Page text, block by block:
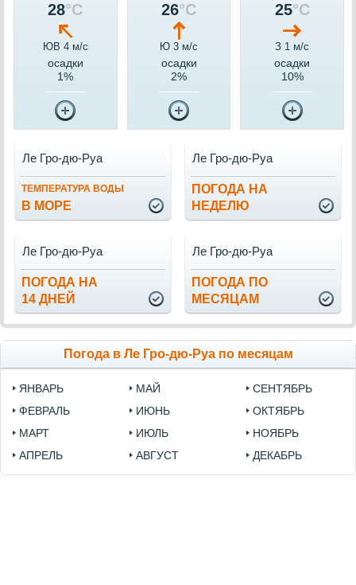
28°C
ЮВ 4 м/c
осадки
1%
26°C
Ю 3 м/c
осадки
2%
25°C
З 1 м/c
осадки
10%
ТЕМПЕРАТУРА ВОДЫ
В МОРЕ
Ле Гро-дю-Руа
ПОГОДА НА
НЕДЕЛЮ
Ле Гро-дю-Руа
ПОГОДА НА
14 ДНЕЙ
Ле Гро-дю-Руа
ПОГОДА ПО
МЕСЯЦАМ
Ле Гро-дю-Руа
Погода в Ле Гро-дю-Руа по месяцам
ЯНВАРЬ
ФЕВРАЛЬ
МАРТ
АПРЕЛЬ
МАЙ
ИЮНЬ
ИЮЛЬ
АВГУСТ
СЕНТЯБРЬ
ОКТЯБРЬ
НОЯБРЬ
ДЕКАБРЬ